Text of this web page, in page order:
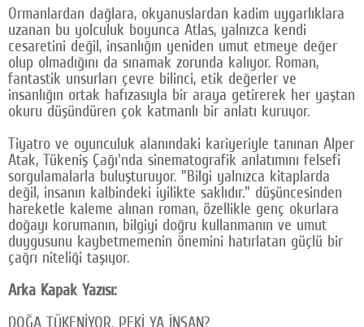
Ormanlardan dağlara, okyanuslardan kadim uygarlıklara
uzanan bu yolculuk boyunca Atlas, yalnızca kendi
cesaretini değil, insanlığın yeniden umut etmeye değer
olup olmadığını da sınamak zorunda kalıyor. Roman,
fantastik unsurları çevre bilinci, etik değerler ve
insanlığın ortak hafızasıyla bir araya getirerek her yaştan
okuru düşündüren çok katmanlı bir anlatı kuruyor.
Tiyatro ve oyunculuk alanındaki kariyeriyle tanınan Alper
Atak, Tükeniş Çağı'nda sinematografik anlatımını felsefi
sorgulamalarla buluşturuyor. "Bilgi yalnızca kitaplarda
değil, insanın kalbindeki iyilikte saklıdır." düşüncesinden
hareketle kaleme alınan roman, özellikle genç okurlara
doğayı korumanın, bilgiyi doğru kullanmanın ve umut
duygusunu kaybetmemenin önemini hatırlatan güçlü bir
çağrı niteliği taşıyor.
Arka Kapak Yazısı:
DOĞA TÜKENİYOR. PEKİ YA İNSAN?